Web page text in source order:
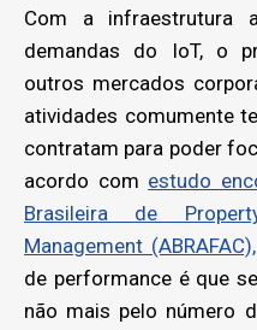
Com a infraestrutura
demandas do IoT, o
outros mercados
atividades comumente
contratam para poder
acordo com estudo
Brasileira de
Management (ABRAFAC),
de performance é que
não mais pelo número